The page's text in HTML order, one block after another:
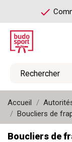
check
Accueil
Boucliers de
Boucliers de